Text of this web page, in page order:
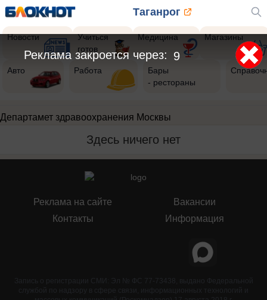
Таганрог
Новости
Учиться
готов
Медицина Магазины
Авто Работа
Бары
- рестораны
Департамет здравоохранения Москвы
Здесь ничего нет
Реклама на сайте
Контакты
Вакансии
Информация
Запись о регистрации СМИ: Эл № ФС 77-73438, выдано Федеральной
службой по надзору в сфере связи, информационных технологий и
8
Реклама закроется через: